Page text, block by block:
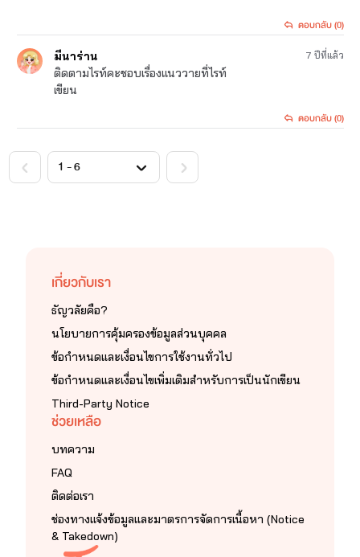
ตอบกลับ (0)
มีนาร่าน
ติดตามไรท์คะชอบเรื่องแนววายที่ไรท์
เขียน
7 ปีที่แล้ว
ตอบกลับ (0)
เกี่ยวกับเรา
ธัญวลัยคือ?
นโยบายการคุ้มครองข้อมูลส่วนบุคคล
ข้อกำหนดและเงื่อนไขการใช้งานทั่วไป
ข้อกำหนดและเงื่อนไขเพิ่มเติมสำหรับการเป็นนักเขียน
Third-Party Notice
ช่วยเหลือ
บทความ
FAQ
ติดต่อเรา
ช่องทางแจ้งข้อมูลและมาตรการจัดการเนื้อหา (Notice
& Takedown)